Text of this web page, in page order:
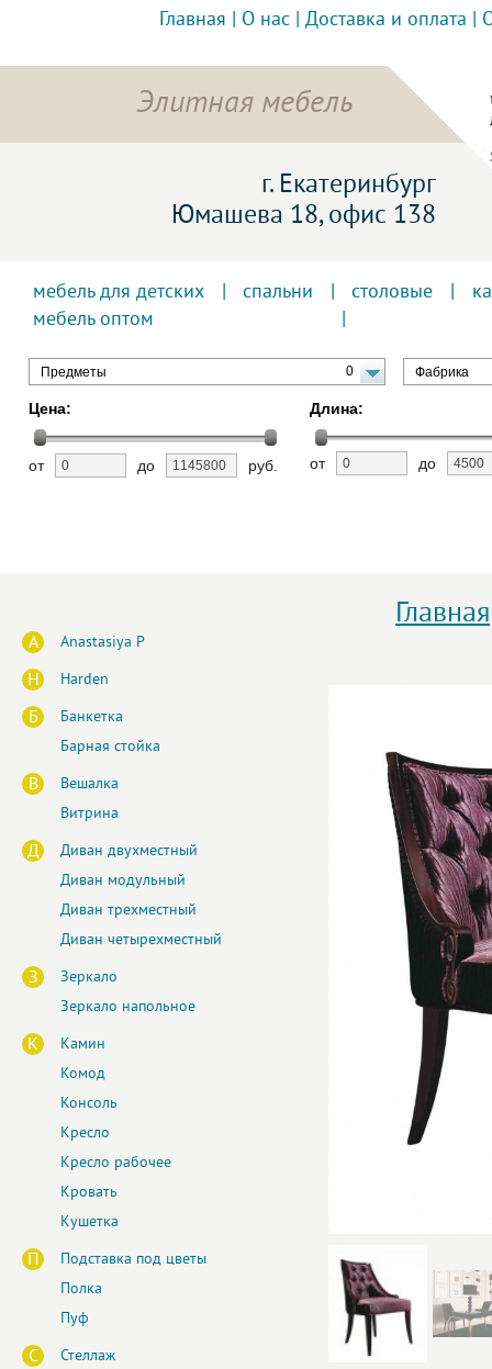
Главная О нас Доставка и оплата
Элитная мебель
г. Екатеринбург
Юмашева 18, офис 138
мебель для детских спальни столовые
мебель оптом
Предметы 0 Фабрика
Цена:
от до руб.
Длина:
от до
A Anastasiya P
H Harden
Б
Банкетка
Барная стойка
В
Вешалка
Витрина
Д
Диван двухместный
Диван модульный
Диван трехместный
Диван четырехместный
З
Зеркало
Зеркало напольное
К
Камин
Комод
Консоль
Кресло
Кресло рабочее
Кровать
Кушетка
П
Подставка под цветы
Полка
Пуф
С
Стеллаж
Главная